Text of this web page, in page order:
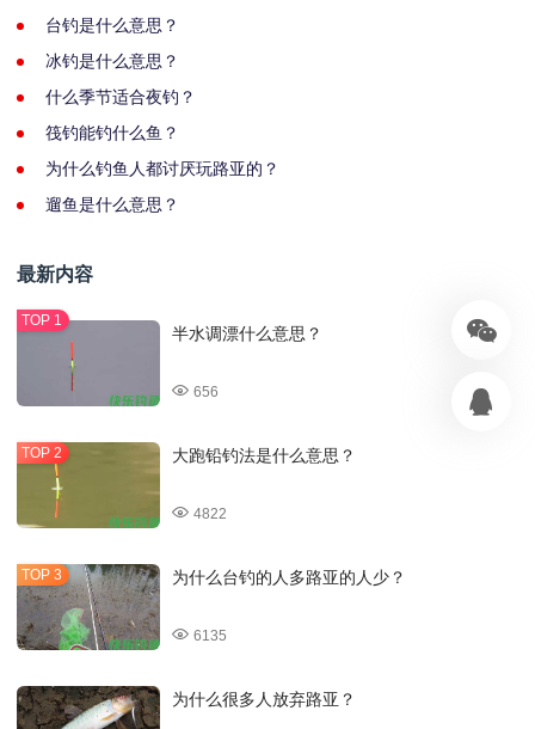
台钓是什么意思？
冰钓是什么意思？
什么季节适合夜钓？
筏钓能钓什么鱼？
为什么钓鱼人都讨厌玩路亚的？
遛鱼是什么意思？
最新内容
半水调漂什么意思？
656
大跑铅钓法是什么意思？
4822
为什么台钓的人多路亚的人少？
6135
为什么很多人放弃路亚？